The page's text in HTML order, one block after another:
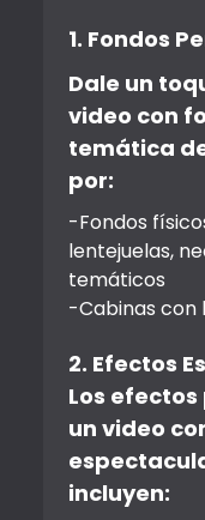
1. Fondos
Dale un
video con
temática
por:
-Fondos
lentejuelas,
temáticos
-Cabinas con
2. Efectos
Los
un video
incluyen: